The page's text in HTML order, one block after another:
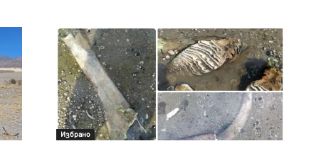
Избрано